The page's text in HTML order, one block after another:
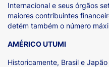
Internacional e seus órgãos
maiores contribuintes
detém também o número
AMÉRICO UTUMI
Historicamente, Brasil e